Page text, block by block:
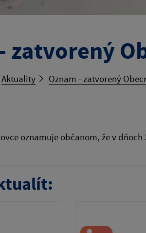
zatvorený
Aktuality Oznam - zatvorený
oznamuje občanom, že v dňoch